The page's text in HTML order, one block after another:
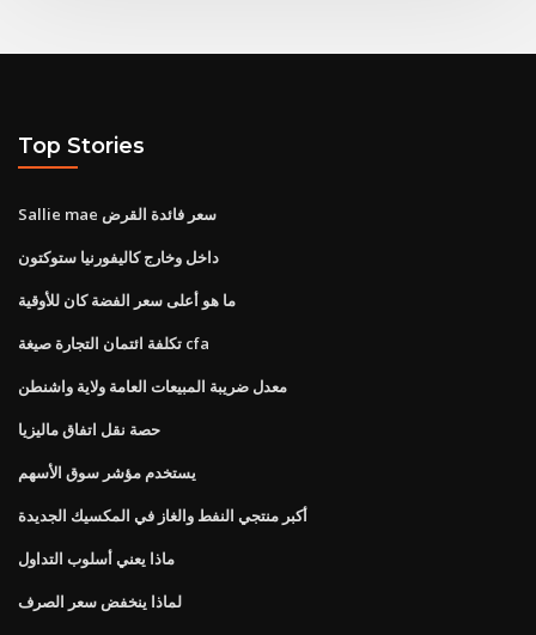
Top Stories
Sallie mae سعر فائدة القرض
داخل وخارج كاليفورنيا ستوكتون
ما هو أعلى سعر الفضة كان للأوقية
تكلفة ائتمان التجارة صيغة cfa
معدل ضريبة المبيعات العامة ولاية واشنطن
حصة نقل اتفاق ماليزيا
يستخدم مؤشر سوق الأسهم
أكبر منتجي النفط والغاز في المكسيك الجديدة
ماذا يعني أسلوب التداول
لماذا ينخفض ​​سعر الصرف